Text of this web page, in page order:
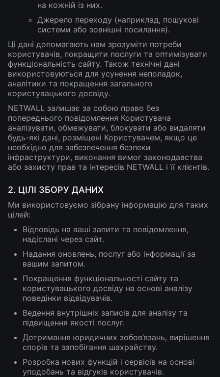
на кожній із них.
Джерело переходу (наприклад, пошукові
системи або зовнішні посилання).
Ці дані допомагають нам зрозуміти потреби
користувачів, покращити послуги та оптимізувати
функціональність сайту. Також технічні дані
використовуються для усунення неполадок,
аналітики та покращення загального
користувацького досвіду.
NETWALL залишає за собою право без
попереднього повідомлення Користувача
аналізувати, обмежувати, блокувати або видаляти
будь-які дані, розміщені Користувачем, якщо це
необхідно для забезпечення безпеки
інфраструктури, виконання вимог законодавства
або захисту прав та інтересів NETWALL і її клієнтів.
2. ЦІЛІ ЗБОРУ ДАНИХ
Ми використовуємо зібрану інформацію для таких
цілей:
Відповідь на ваші запити та повідомлення,
надіслані через сайт.
Надання оновлень, послуг або інформації за
вашим запитом.
Покращення функціональності сайту та
користувацького досвіду на основі аналізу
поведінки відвідувачів.
Ведення внутрішніх записів для аналізу та
підвищення якості послуг.
Дотримання юридичних зобов’язань, вирішення
спорів та запобігання шахрайству.
Розробка нових функцій і сервісів на основі
уподобань та відгуків користувачів.